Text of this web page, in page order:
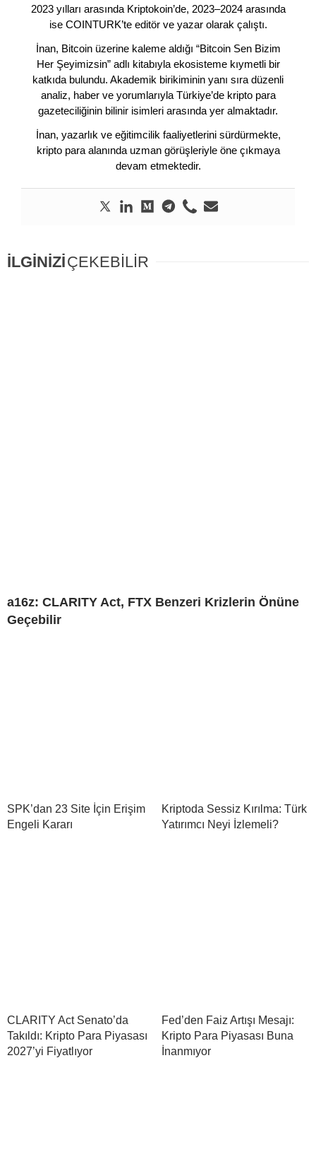
2023 yılları arasında Kriptokoin’de, 2023–2024 arasında
ise COINTURK’te editör ve yazar olarak çalıştı.
İnan, Bitcoin üzerine kaleme aldığı “Bitcoin Sen Bizim
Her Şeyimizsin” adlı kitabıyla ekosisteme kıymetli bir
katkıda bulundu. Akademik birikiminin yanı sıra düzenli
analiz, haber ve yorumlarıyla Türkiye’de kripto para
gazeteciliğinin bilinir isimleri arasında yer almaktadır.
İnan, yazarlık ve eğitimcilik faaliyetlerini sürdürmekte,
kripto para alanında uzman görüşleriyle öne çıkmaya
devam etmektedir.
İLGİNİZİÇEKEBİLİR
a16z: CLARITY Act, FTX Benzeri Krizlerin Önüne
Geçebilir
SPK’dan 23 Site İçin Erişim
Engeli Kararı
Kriptoda Sessiz Kırılma: Türk
Yatırımcı Neyi İzlemeli?
CLARITY Act Senato’da
Takıldı: Kripto Para Piyasası
2027’yi Fiyatlıyor
Fed’den Faiz Artışı Mesajı:
Kripto Para Piyasası Buna
İnanmıyor